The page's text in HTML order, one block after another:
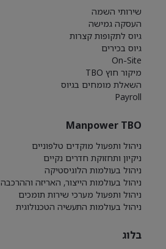
שירותי השמה
העסקה גמישה
גיוס לתקופות קצרות
גיוס בכירים
On-Site
מיקור חוץ TBO
השאלת מומחים בגיוס
Payroll
Manpower TBO
ניהול ותפעול מוקדים טלפוניים
ניקיון ותחזוקת חדרים נקיים
ניהול בעולמות הלוגיסטיקה
ניהול בעולמות הייצור, האריזה וההרכבה
ניהול ותפעול מערכי שירות תומכים
ניהול בעולמות התעשיה הטכנולוגית
בלוג